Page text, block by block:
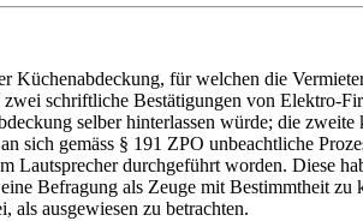
Küchenabdeckung, für welchen die
schriftliche Bestätigungen von Elektro-
selber hinterlassen würde; die
sich gemäss § 191 ZPO unbeachtliche
Lautsprecher durchgeführt worden. Diese
Befragung als Zeuge mit Bestimmtheit
als ausgewiesen zu betrachten.